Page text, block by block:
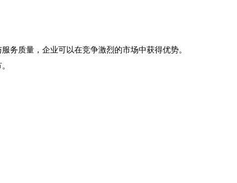
务质量，企业可以在竞争激烈的市场中获得优势。